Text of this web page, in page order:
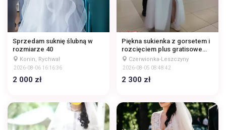
Sprzedam suknię ślubną w
rozmiarze 40
Konin, Rychwał
2026-08-06 16:16:36
2 000 zł
Piękna sukienka z gorsetem i
rozcięciem plus gratisowe
butyCzerwionka-Leszczyny
2026-08-05 08:48:42
2 300 zł